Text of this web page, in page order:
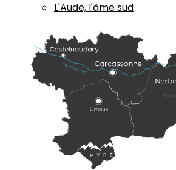
L'Aude, l'âme sud